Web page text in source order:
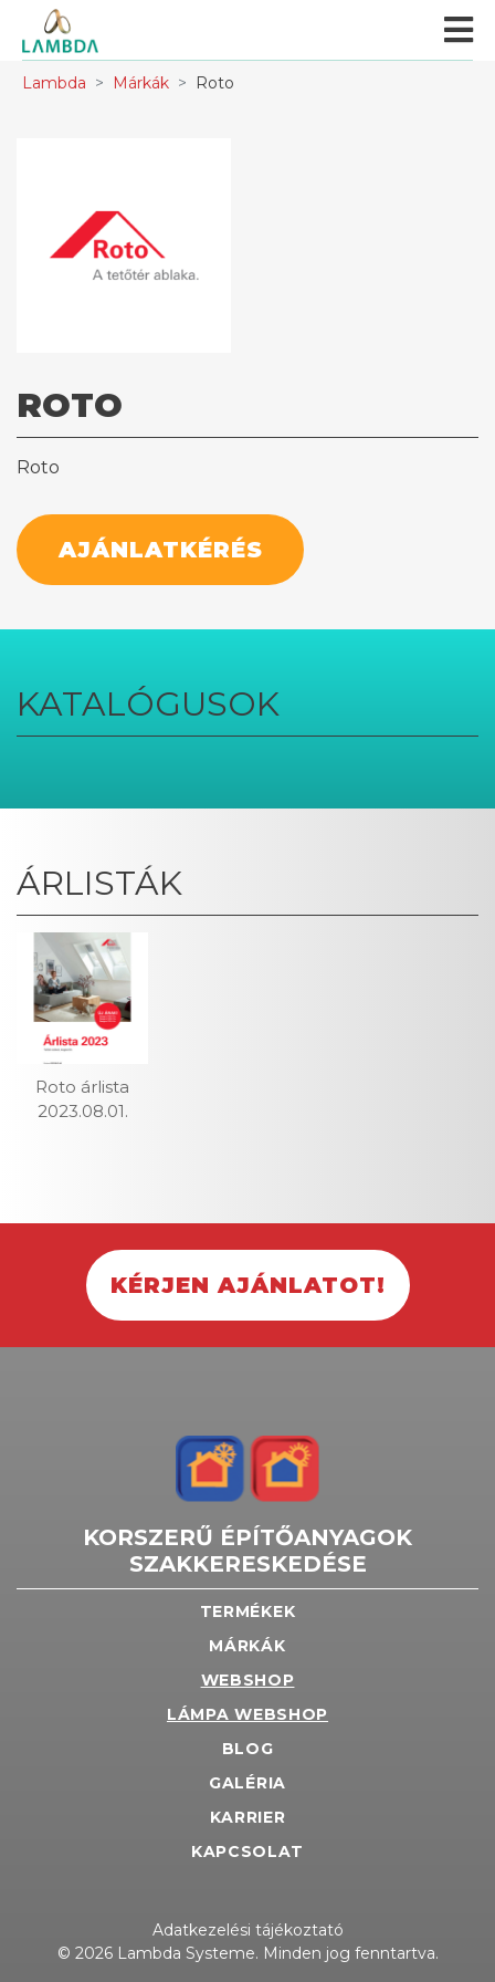
Lambda Márkák Roto
ROTO
Roto
AJÁNLATKÉRÉS
KATALÓGUSOK
ÁRLISTÁK
Roto árlista
2023.08.01.
KÉRJEN AJÁNLATOT!
KORSZERŰ ÉPÍTŐANYAGOK
SZAKKERESKEDÉSE
TERMÉKEK
MÁRKÁK
WEBSHOP
LÁMPA WEBSHOP
BLOG
GALÉRIA
KARRIER
KAPCSOLAT
Adatkezelési tájékoztató
© 2026 Lambda Systeme. Minden jog fenntartva.